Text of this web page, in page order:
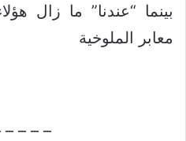
بينما “عندنا” ما زال
معابر الملوخية
– – – –